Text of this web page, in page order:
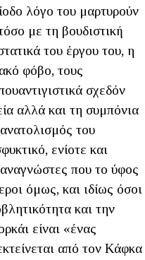
λόγο του μαρτυρούν
με τη βουδιστική
του έργου του, η
φόβο, τους
σχεδόν
αλλά και τη συμπόνια
του
ενίοτε και
αναγνώστες που το ύφος
όμως, και ιδίως όσοι
και την
είναι «ένας
από τον Κάφκα